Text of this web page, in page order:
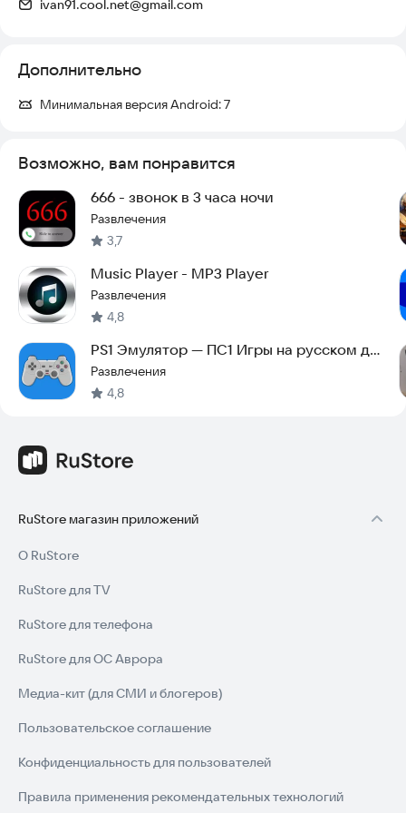
ivan91.cool.net@gmail.com
Дополнительно
Минимальная версия Android:7
Возможно, вам понравится
666 - звонок в 3 часа ночи
Развлечения
3,7
Music Player - MP3 Player
Развлечения
4,8
PS1 Эмулятор — ПС1 Игры на русском для
Android
Развлечения
4,8
RuStore магазин приложений
О RuStore
RuStore для TV
RuStore для телефона
RuStore для ОС Аврора
Медиа-кит (для СМИ и блогеров)
Пользовательское соглашение
Конфиденциальность для пользователей
Правила применения рекомендательных технологий